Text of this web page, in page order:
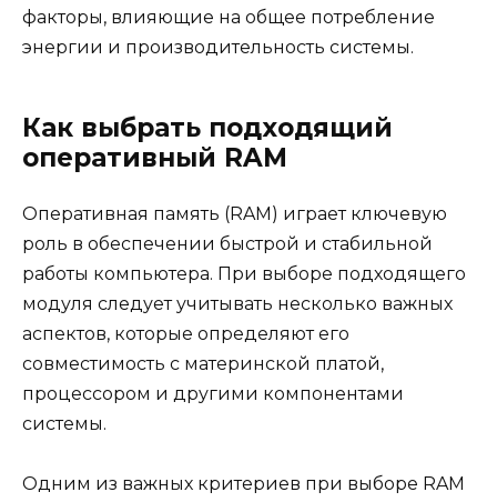
факторы, влияющие на общее потребление
энергии и производительность системы.
Как выбрать подходящий
оперативный RAM
Оперативная память (RAM) играет ключевую
роль в обеспечении быстрой и стабильной
работы компьютера. При выборе подходящего
модуля следует учитывать несколько важных
аспектов, которые определяют его
совместимость с материнской платой,
процессором и другими компонентами
системы.
Одним из важных критериев при выборе RAM